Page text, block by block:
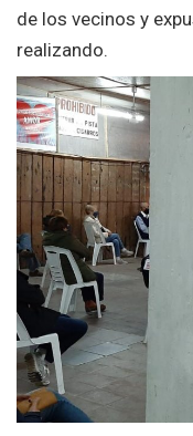
de los vecinos y
realizando.